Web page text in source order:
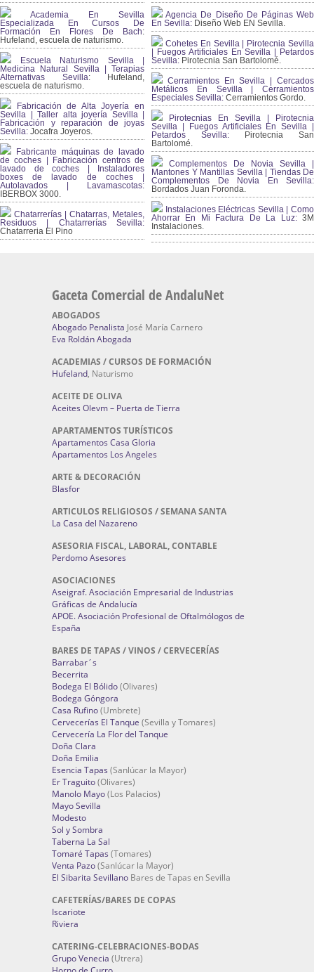
Academia En Sevilla
Especializada En Cursos De
Formación En Flores De Bach:
Hufeland, escuela de naturismo.
Escuela Naturismo Sevilla |
Medicina Natural Sevilla | Terapias
Alternativas Sevilla: Hufeland,
escuela de naturismo.
Fabricación de Alta Joyería en
Sevilla | Taller alta joyería Sevilla |
Fabricación y reparación de joyas
Sevilla: Jocafra Joyeros.
Fabricante máquinas de lavado
de coches | Fabricación centros de
lavado de coches | Instaladores
boxes de lavado de coches |
Autolavados | Lavamascotas:
IBERBOX 3000.
Chatarrerías | Chatarras, Metales,
Residuos | Chatarrerías Sevilla:
Chatarreria El Pino
Agencia De Diseño De Páginas Web
En Sevilla: Diseño Web EN Sevilla.
Cohetes En Sevilla | Pirotecnia Sevilla
| Fuegos Artificiales En Sevilla | Petardos
Sevilla: Pirotecnia San Bartolomé.
Cerramientos En Sevilla | Cercados
Metálicos En Sevilla | Cerramientos
Especiales Sevilla: Cerramientos Gordo.
Pirotecnias En Sevilla | Pirotecnia
Sevilla | Fuegos Artificiales En Sevilla |
Petardos Sevilla: Pirotecnia San
Bartolomé.
Complementos De Novia Sevilla |
Mantones Y Mantillas Sevilla | Tiendas De
Complementos De Novia En Sevilla:
Bordados Juan Foronda.
Instalaciones Eléctricas Sevilla | Como
Ahorrar En Mi Factura De La Luz:3M
Instalaciones.
Gaceta Comercial de AndaluNet
ABOGADOS
Abogado Penalista José María Carnero
Eva Roldán Abogada
ACADEMIAS / CURSOS DE FORMACIÓN
Hufeland, Naturismo
ACEITE DE OLIVA
Aceites Olevm – Puerta de Tierra
APARTAMENTOS TURÍSTICOS
Apartamentos Casa Gloria
Apartamentos Los Angeles
ARTE & DECORACIÓN
Blasfor
ARTICULOS RELIGIOSOS / SEMANA SANTA
La Casa del Nazareno
ASESORIA FISCAL, LABORAL, CONTABLE
Perdomo Asesores
ASOCIACIONES
Aseigraf. Asociación Empresarial de Industrias
Gráficas de Andalucía
APOE. Asociación Profesional de Oftalmólogos de
España
BARES DE TAPAS / VINOS / CERVECERÍAS
Barrabar´s
Becerrita
Bodega El Bólido(Olivares)
Bodega Góngora
Casa Rufino(Umbrete)
Cervecerías El Tanque (Sevilla y Tomares)
Cervecería La Flor del Tanque
Doña Clara
Doña Emilia
Esencia Tapas (Sanlúcar la Mayor)
Er Traguito(Olivares)
Manolo Mayo(Los Palacios)
Mayo Sevilla
Modesto
Sol y Sombra
Taberna La Sal
Tomaré Tapas (Tomares)
Venta Pazo(Sanlúcar la Mayor)
El Sibarita Sevillano Bares de Tapas en Sevilla
CAFETERÍAS/BARES DE COPAS
Iscariote
Riviera
CATERING-CELEBRACIONES-BODAS
Grupo Venecia (Utrera)